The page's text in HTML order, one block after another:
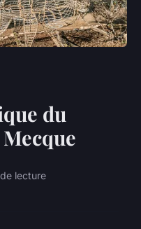
du
lecture